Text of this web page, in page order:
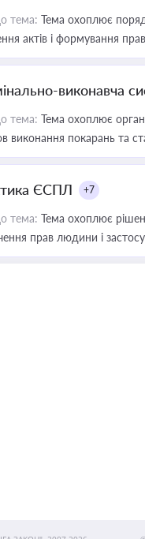
тема: Тема охоплює
актів і формування
виконавча
тема: Тема охоплює
виконання покарань та
ЄСПЛ +7
тема: Тема охоплює
прав людини і